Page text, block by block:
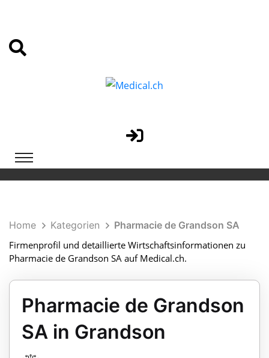
Home Kategorien
Pharmacie de Grandson SA
Firmenprofil und detaillierte Wirtschaftsinformationen zu
Pharmacie de Grandson SA auf Medical.ch.
Pharmacie de Grandson
SA in Grandson